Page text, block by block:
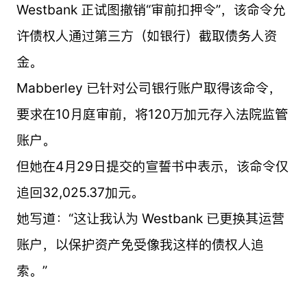
Westbank 正试图撤销“审前扣押令”，该命令允
许债权人通过第三方（如银行）截取债务人资
金。
Mabberley 已针对公司银行账户取得该命令，
要求在10月庭审前，将120万加元存入法院监管
账户。
但她在4月29日提交的宣誓书中表示，该命令仅
追回32,025.37加元。
她写道：“这让我认为 Westbank 已更换其运营
账户，以保护资产免受像我这样的债权人追
索。”